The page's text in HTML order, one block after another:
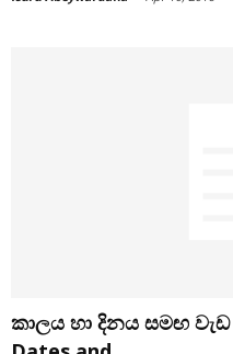
කාලය හා දිනය සමඟ